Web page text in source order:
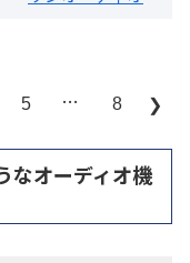
5 … 8 ❯
なオーディオ機